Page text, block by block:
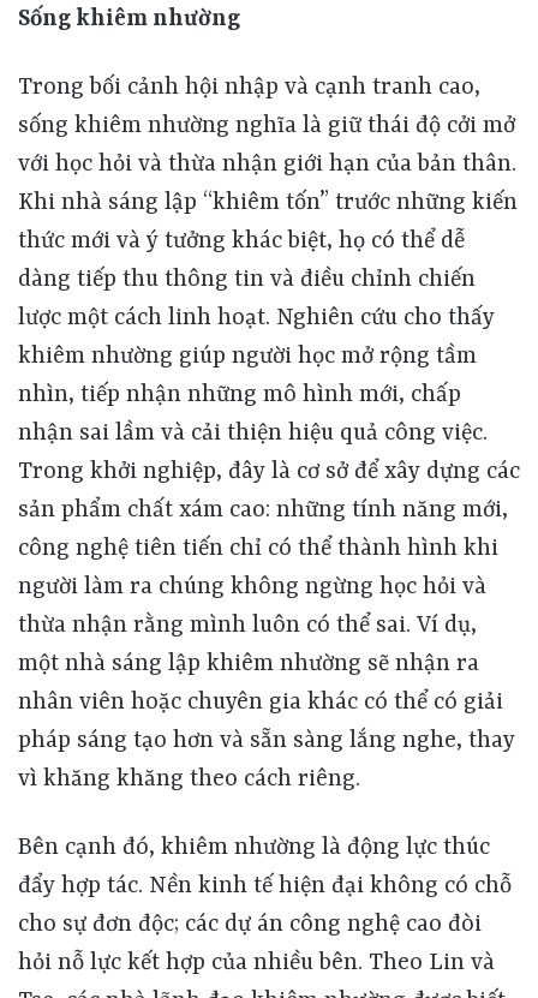
Sống khiêm nhường
Trong bối cảnh hội nhập và cạnh tranh cao, sống khiêm nhường nghĩa là giữ thái độ cởi mở với học hỏi và thừa nhận giới hạn của bản thân. Khi nhà sáng lập “khiêm tốn” trước những kiến thức mới và ý tưởng khác biệt, họ có thể dễ dàng tiếp thu thông tin và điều chỉnh chiến lược một cách linh hoạt. Nghiên cứu cho thấy khiêm nhường giúp người học mở rộng tầm nhìn, tiếp nhận những mô hình mới, chấp nhận sai lầm và cải thiện hiệu quả công việc. Trong khởi nghiệp, đây là cơ sở để xây dựng các sản phẩm chất xám cao: những tính năng mới, côn
Bên cạnh đó, khiêm nhường là động lực thúc đẩy hợp tác. Nền kinh tế hiện đại không có chỗ cho sự đơn độc; các dự án công nghệ cao đòi hỏi nỗ lực kết hợp của nhiều bên. Theo Lin và Tse, các nhà lãnh đạo khiêm nhường được biết đến với khả năng thúc đẩy làm việc nhóm, xây dựng niềm tin và nâng cao phúc lợi nhân viên. Điều này có nghĩa là một người sáng lập khiêm nhường sẽ tạo ra môi trường nơi mọi người dám đóng góp ý tưởng, chia sẻ kiến thức và cùng chịu trách nhiệm. Người đồng sáng lập và đội ngũ của họ nhờ đó